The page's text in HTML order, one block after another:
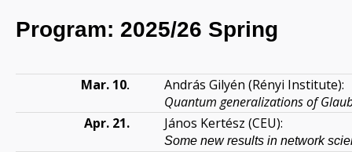
Program: 2025/26 Spring
Mar. 10.
András Gilyén (Rényi Institute):
Quantum generalizations of
Apr. 21.
János Kertész (CEU):
Some new results in network